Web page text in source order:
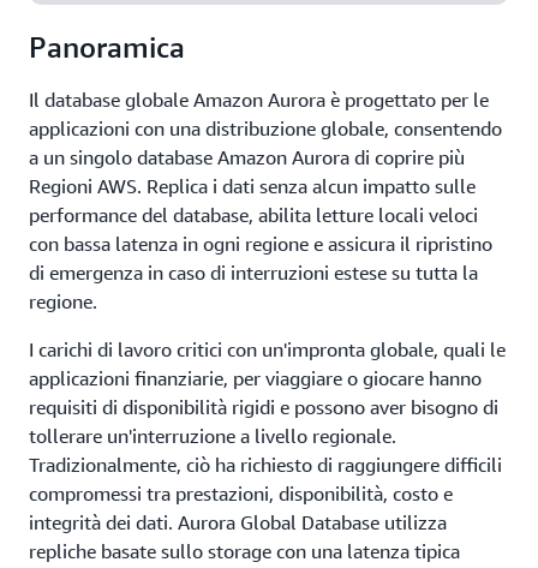
Panoramica
Il database globale Amazon Aurora è progettato per le
applicazioni con una distribuzione globale, consentendo
a un singolo database Amazon Aurora di coprire più
Regioni AWS. Replica i dati senza alcun impatto sulle
performance del database, abilita letture locali veloci
con bassa latenza in ogni regione e assicura il ripristino
di emergenza in caso di interruzioni estese su tutta la
regione.
I carichi di lavoro critici con un'impronta globale, quali le
applicazioni finanziarie, per viaggiare o giocare hanno
requisiti di disponibilità rigidi e possono aver bisogno di
tollerare un'interruzione a livello regionale.
Tradizionalmente, ciò ha richiesto di raggiungere difficili
compromessi tra prestazioni, disponibilità, costo e
integrità dei dati. Aurora Global Database utilizza
repliche basate sullo storage con una latenza tipica